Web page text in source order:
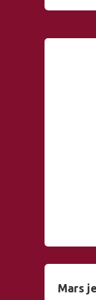
Mars